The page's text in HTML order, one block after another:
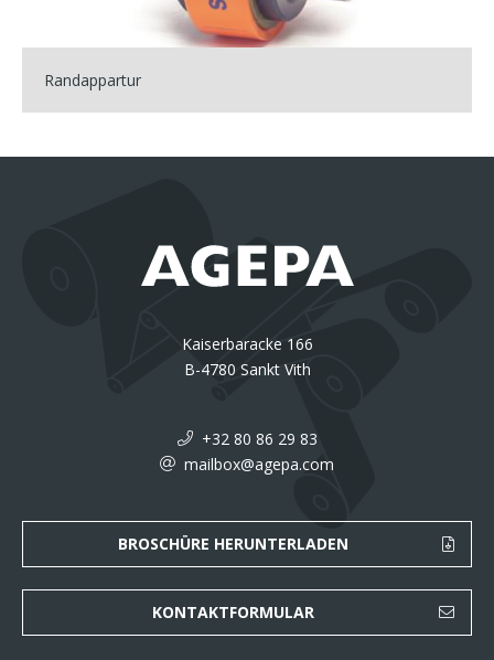
Randappartur
Kaiserbaracke 166
B-4780 Sankt Vith
+32 80 86 29 83
mailbox@agepa.com
BROSCHÜRE HERUNTERLADEN
KONTAKTFORMULAR